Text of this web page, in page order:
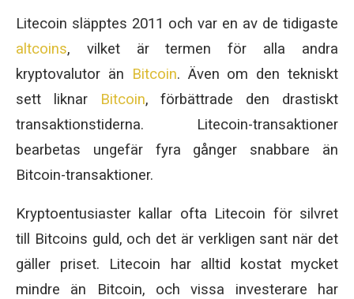
Litecoin släpptes 2011 och var en av de tidigaste
altcoins, vilket är termen för alla andra
kryptovalutor än Bitcoin. Även om den tekniskt
sett liknar
Bitcoin, förbättrade den drastiskt
transaktionstiderna. Litecoin-transaktioner
bearbetas ungefär fyra gånger snabbare än
Bitcoin-transaktioner.
Kryptoentusiaster kallar ofta Litecoin för silvret
till Bitcoins guld, och det är verkligen sant när det
gäller priset. Litecoin har alltid kostat mycket
mindre än Bitcoin, och vissa investerare har